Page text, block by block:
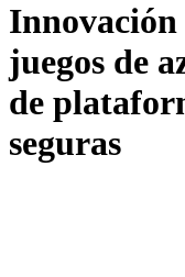
Innovación
juegos de
de
seguras